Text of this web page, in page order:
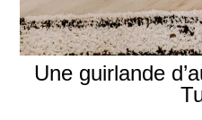
Une guirlande